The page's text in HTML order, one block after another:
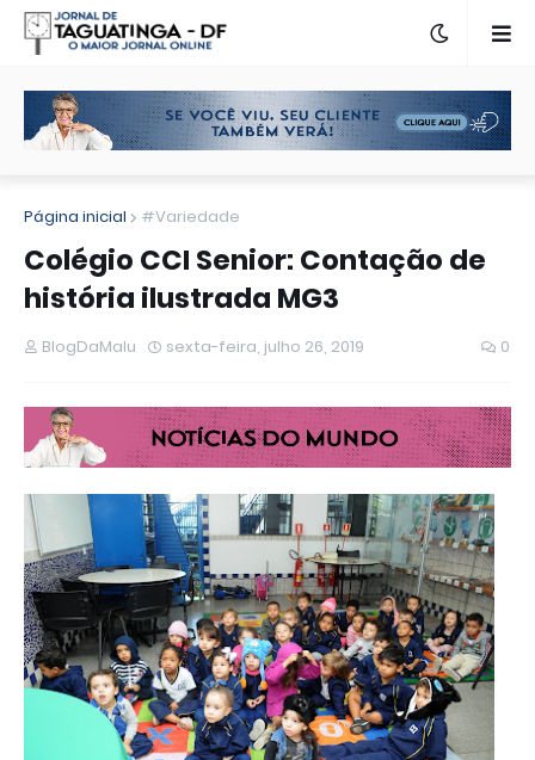
Página inicial #Variedade
Colégio CCI Senior: Contação de
história ilustrada MG3
BlogDaMalu sexta-feira, julho 26, 2019 0